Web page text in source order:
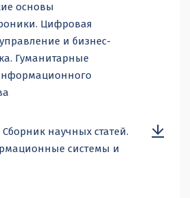
основы
Цифровая
и бизнес-
Гуманитарные
научных статей.
системы и